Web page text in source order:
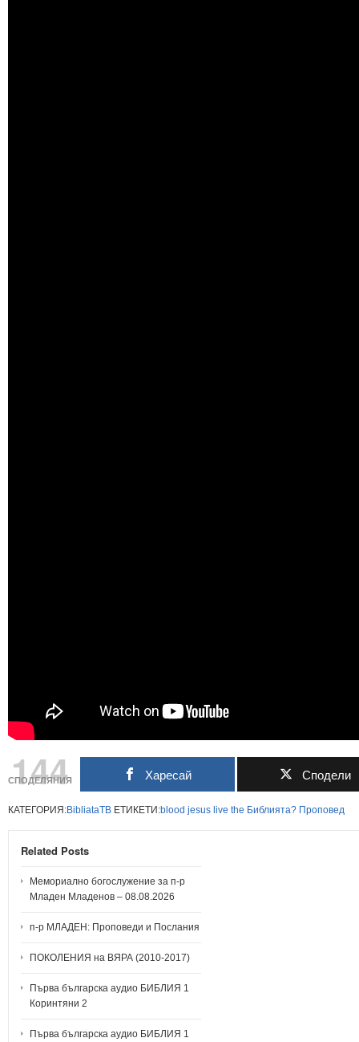
144
СПОДЕЛЯНИЯ Харесай Сподели
КАТЕГОРИЯ:BibliataTB ЕТИКЕТИ:blood jesus live the Библията? Проповед
Related Posts
Мемориално богослужение за п-р
Младен Младенов – 08.08.2026
п-р МЛАДЕН: Проповеди и Послания
ПОКОЛЕНИЯ на ВЯРА (2010-2017)
Първа българска аудио БИБЛИЯ 1
Коринтяни 2
Първа българска аудио БИБЛИЯ 1